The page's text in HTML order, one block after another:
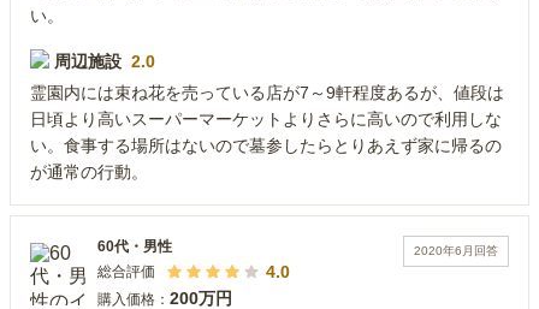
い。
周辺施設 2.0
霊園内には束ね花を売っている店が7～9軒程度あるが、値段は
日頃より高いスーパーマーケットよりさらに高いので利用しな
い。食事する場所はないので墓参したらとりあえず家に帰るの
が通常の行動。
2020年6月 回答
60代 ・ 男性
総合評価
4.0
購入価格： 200万円